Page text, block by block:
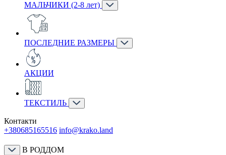
МАЛЬЧИКИ (2-8 лет)
ПОСЛЕДНИЕ РАЗМЕРЫ
АКЦИИ
ТЕКСТИЛЬ
Контакти
+380685165516 info@krako.land
В РОДДОМ